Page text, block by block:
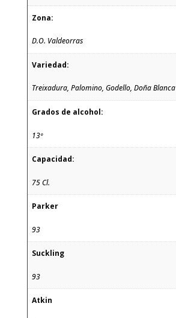
Zona:
D.O. Valdeorras
Variedad:
Treixadura, Palomino, Godello, Doña Blanca
Grados de alcohol:
13º
Capacidad:
75 Cl.
Parker
93
Suckling
93
Atkin